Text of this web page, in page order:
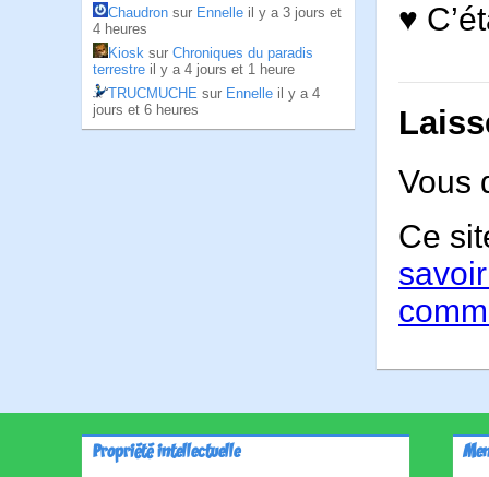
Chaudron sur Ennelle il y a 3 jours et
4 heures
Kiosk sur Chroniques du paradis
terrestre il y a 4 jours et 1 heure
TRUCMUCHE sur Ennelle il y a 4
jours et 6 heures
♥
Vous
Ce
Propriété intellectuelle